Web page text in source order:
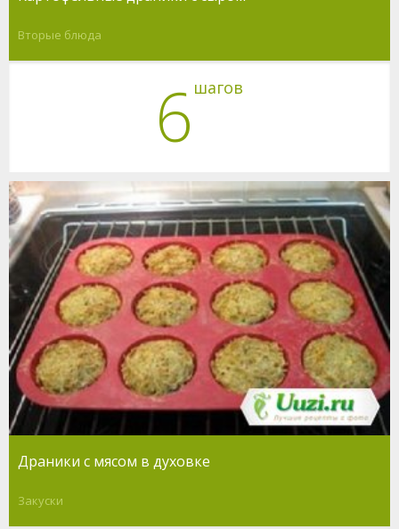
Вторые блюда
6 шагов
Драники с мясом в духовке
Закуски